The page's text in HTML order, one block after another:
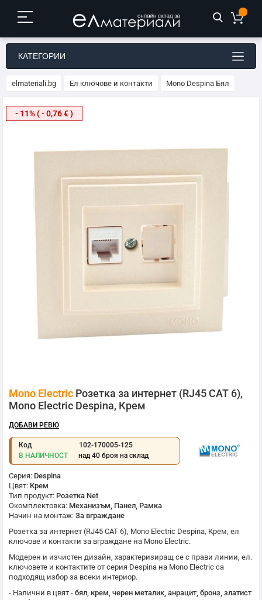
КАТЕГОРИИ
elmateriali.bg Ел ключове и контакти Mono Despina Бял
Преминете
към
галерията
- 11% ( - 0,76 € )
към
началото
галерия
снимки
Mono Electric Розетка за интернет (RJ45 CAT 6),
Mono Electric Despina, Крем
ДОБАВИ РЕВЮ
Код
102-170005-125
В НАЛИЧНОСТ
над 40 броя на склад
Серия: Despina
Цвят: Крем
Тип продукт: Розетка Net
Окомплектовка: Механизъм, Панел, Рамка
Начин на монтаж: За вграждане
Розетка за интернет (RJ45 CAT 6), Mono Electric Despina, Крем, ел
ключове и контакти за вграждане на Mono Electric.
Модерен и изчистен дизайн, характеризиращ се с прави линии, ел.
ключовете и контактите от серия Despina на Mono Electric са
подходящ избор за всеки интериор.
- Налични в цвят - бял, крем, черен металик, анрацит, бронз, златист